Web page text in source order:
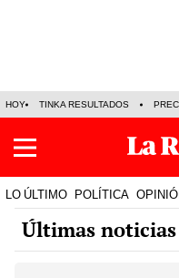
HOY TINKA RESULTADOS
LO ÚLTIMO POLÍTICA
Últimas